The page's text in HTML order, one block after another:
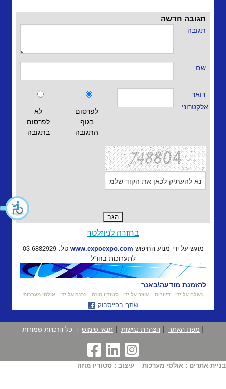
תגובה חדשה
תגובה
שם
לא
לפרסום
בתגובה
לפרסום
בגוף
התגובה
דואר
אלקטרוני
בחזרה לניוזלטר
טל. 03-6882929 www.expoexpo.com
לתערוכות בחו"ל
להזמנת מודעה\באנר
נשלח על ידי : דיוורית עוצב על ידי : סטודיו מוזה נבנה על ידי : אולסי מערכות
שתף בפייסבוק
כל הזכויות שמורות | תנאי שימוש | הצהרת נגישות | מפת האתר |
בניית אתרים : אולסי מערכות עיצוב : סטודיו מוזה